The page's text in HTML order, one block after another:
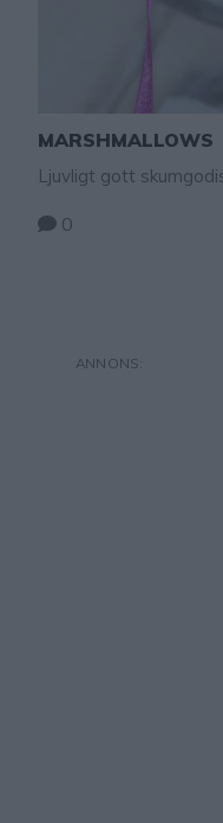
MARSHMALLOWS
Ljuvligt gott
0